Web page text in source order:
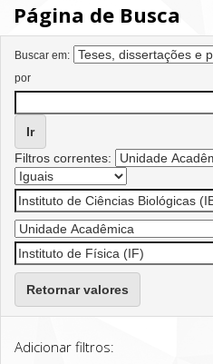
Página de Busca
Buscar em:
por
Filtros correntes:
Retornar valores
Adicionar filtros: